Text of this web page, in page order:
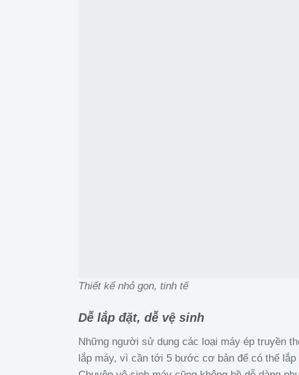
Thiết kế nhỏ gọn, tinh tế
Dễ lắp đặt, dễ vệ sinh
Những người sử dụng các loại máy ép truyền
lắp máy, vì cần tới 5 bước cơ bản để có thể